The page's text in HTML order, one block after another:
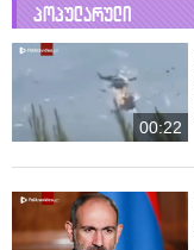
პოპულარული
00:22